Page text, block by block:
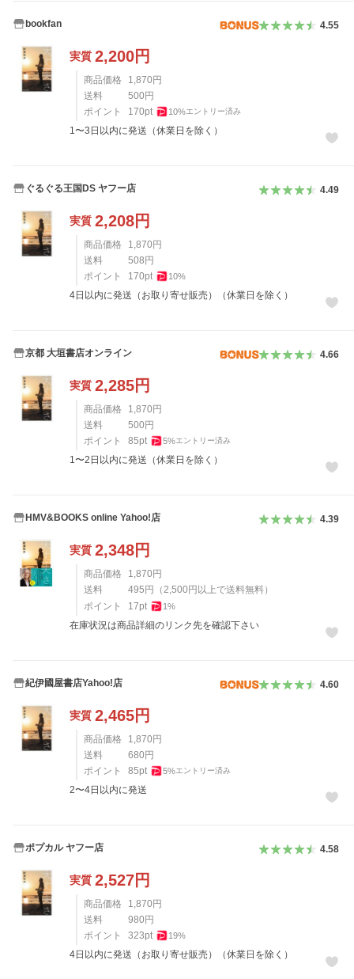
bookfan 4.55
実質 2,200円
商品価格 1,870 円
送料
500 円
ポイント
170pt 10%エントリー済み
1〜3日以内に発送（休業日を除く）
ぐるぐる王国DS ヤフー店 4.49
実質 2,208円
商品価格 1,870 円
送料
508 円
ポイント
170pt 10%
4日以内に発送（お取り寄せ販売）（休業日を除く）
京都 大垣書店オンライン 4.66
実質 2,285円
商品価格 1,870 円
送料
500 円
ポイント
85pt 5%エントリー済み
1〜2日以内に発送（休業日を除く）
HMV&BOOKS online Yahoo!店 4.39
実質 2,348円
商品価格 1,870 円
送料
495 円 （2,500 円以上で送料無料）
ポイント
17pt 1%
在庫状況は商品詳細のリンク先を確認下さい
紀伊國屋書店Yahoo!店 4.60
実質 2,465円
商品価格 1,870 円
送料
680 円
ポイント
85pt 5%エントリー済み
2〜4日以内に発送
ポプカル ヤフー店 4.58
実質 2,527円
商品価格 1,870 円
送料
980 円
ポイント
323pt 19%
4日以内に発送（お取り寄せ販売）（休業日を除く）